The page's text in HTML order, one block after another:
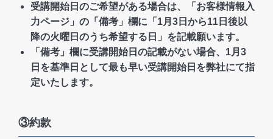
受講開始日のご希望がある場合は、「お客様情報入
力ページ」の「備考」欄に「1月3日から11日後以
降の火曜日のうち希望する日」を記載願います。
「備考」欄に受講開始日の記載がない場合、1月3
日を基準日として最も早い受講開始日を弊社にて指
定いたします。
③約款